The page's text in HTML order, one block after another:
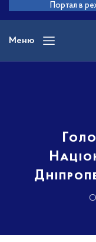
основного
вмісту
Портал в
Меню